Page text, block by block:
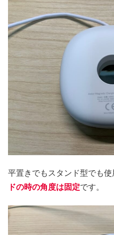
平置きでもスタンド型でも使
ドの時の角度は固定です。